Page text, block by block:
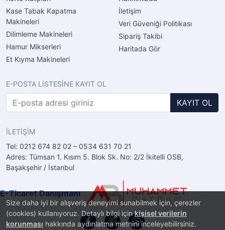
Size daha iyi bir alışveriş deneyimi sunabilmek için, çerezler
(cookies) kullanıyoruz. Detaylı bilgi içinkişisel verilerin
korunması hakkında aydınlatma metnini inceleyebilirsiniz.
Kase Tabak Kapatma
Makineleri
Dilimleme Makineleri
Hamur Mikserleri
Et Kıyma Makineleri
İletişim
Veri Güveniği Politikası
Sipariş Takibi
Haritada Gör
E-POSTA LİSTESİNE KAYIT OL
KAYIT OL
İLETİŞİM
Tel: 0212 674 82 02 – 0534 631 70 21
Adres: Tümsan 1. Kısım 5. Blok Sk. No: 2/2 İkitelli OSB,
Başakşehir / İstanbul
E-Ticaret Danışmanı